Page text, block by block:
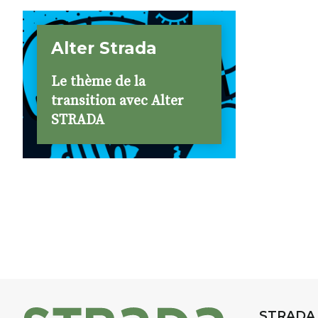
Alter Strada
Le thème de la
transition avec Alter
STRADA